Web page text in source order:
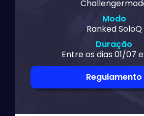
Modo
Ranked SoloQ
Duração
Entre os dias 01/07
Regulamento